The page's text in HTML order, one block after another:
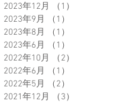
2023年12月
（1）
2023年9月
（1）
2023年8月
（1）
2023年6月
（1）
2022年10月
（2）
2022年6月
（1）
2022年5月
（2）
2021年12月
（3）